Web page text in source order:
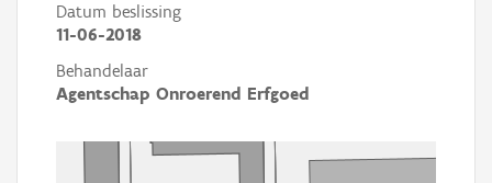
Datum beslissing
11-06-2018
Behandelaar
Agentschap Onroerend Erfgoed